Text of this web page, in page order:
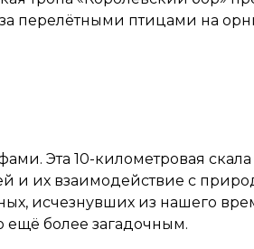
перелётными птицами на
Эта 10-километровая скала
их взаимодействие с
исчезнувших из нашего
ещё более загадочным.